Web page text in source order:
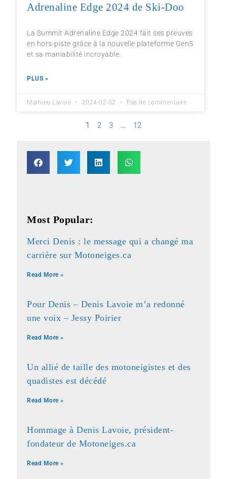
Adrenaline Edge 2024 de Ski-Doo
La Summit Adrenaline Edge 2024 fait ses preuves
en hors-piste grâce à la nouvelle plateforme Gen5
et sa maniabilité incroyable.
PLUS »
Mathieu Lavoie 2024-02-02 Pas de commentaire
1 2 3 … 12
Most Popular:
Merci Denis : le message qui a changé ma
carrière sur Motoneiges.ca
Read More »
Pour Denis – Denis Lavoie m’a redonné
une voix – Jessy Poirier
Read More »
Un allié de taille des motoneigistes et des
quadistes est décédé
Read More »
Hommage à Denis Lavoie, président-
fondateur de Motoneiges.ca
Read More »